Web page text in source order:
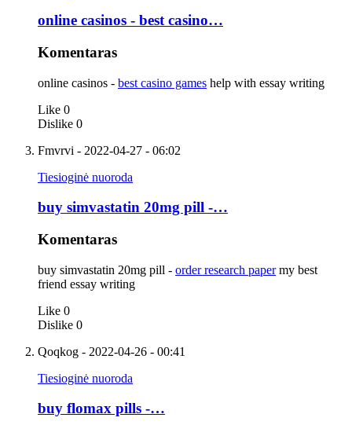
online casinos - best casino…
Komentaras
online casinos - best casino games help with essay writing
Like 0
Dislike 0
Fmvrvi - 2022-04-27 - 06:02
Tiesioginė nuoroda
buy simvastatin 20mg pill -…
Komentaras
buy simvastatin 20mg pill - order research papermy best
friend essay writing
Like 0
Dislike 0
Qoqkog - 2022-04-26 - 00:41
Tiesioginė nuoroda
buy flomax pills -…